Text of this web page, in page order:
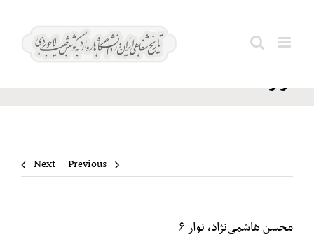
هاشمی‌نژاد،
نوار ۶
Previous
Next
محسن هاشمی‌نژاد، نوار ۶